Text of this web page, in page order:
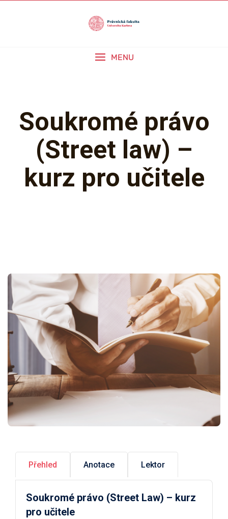
MENU
Soukromé právo
(Street law) –
kurz pro učitele
Přehled Anotace Lektor
Soukromé právo (Street Law) – kurz
pro učitele